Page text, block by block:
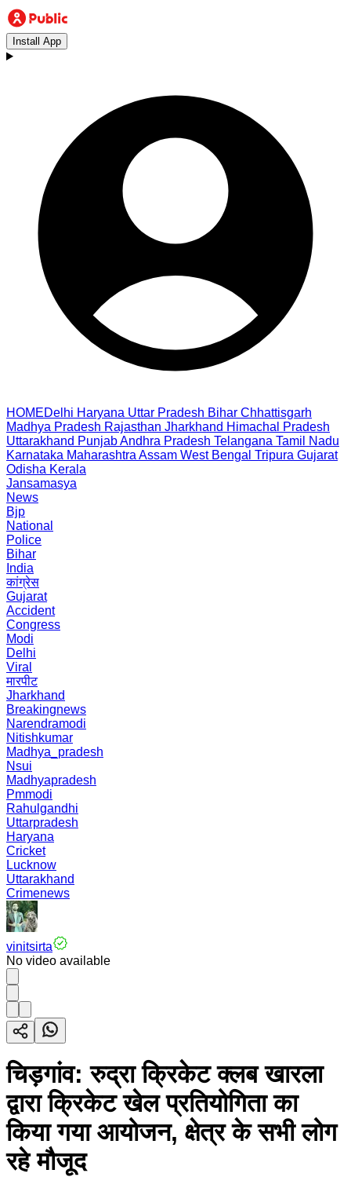
Install App
HOMEDelhi Haryana Uttar Pradesh Bihar Chhattisgarh
Madhya Pradesh Rajasthan Jharkhand Himachal Pradesh
Uttarakhand PunjabAndhra Pradesh Telangana Tamil Nadu
Karnataka Maharashtra Assam West Bengal Tripura Gujarat
Odisha Kerala
Jansamasya
News
Bjp
National
Police
Bihar
India
कांग्रेस
Gujarat
Accident
Congress
Modi
Delhi
Viral
मारपीट
Jharkhand
Breakingnews
Narendramodi
Nitishkumar
Madhya_pradesh
Nsui
Madhyapradesh
Pmmodi
Rahulgandhi
Uttarpradesh
Haryana
Cricket
Lucknow
Uttarakhand
Crimenews
vinitsirta
No video available
चिड़गांव: रुद्रा क्रिकेट क्लब खारला
द्वारा क्रिकेट खेल प्रतियोगिता का
किया गया आयोजन, क्षेत्र के सभी लोग
रहे मौजूद